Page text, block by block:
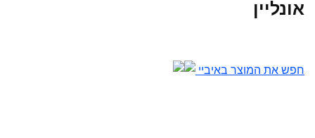
אונליין
חפש את המוצר באיביי